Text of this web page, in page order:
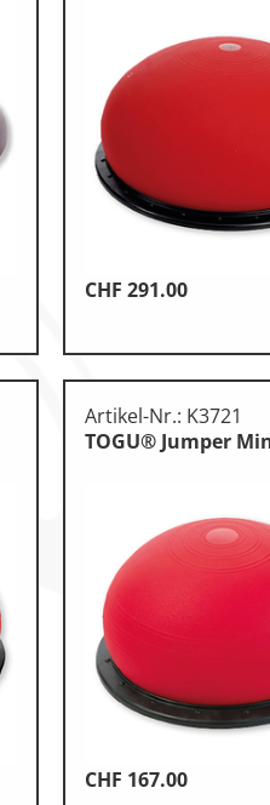
CHF 291.00
Artikel-Nr.: K3721
TOGU® Jumper
CHF 167.00